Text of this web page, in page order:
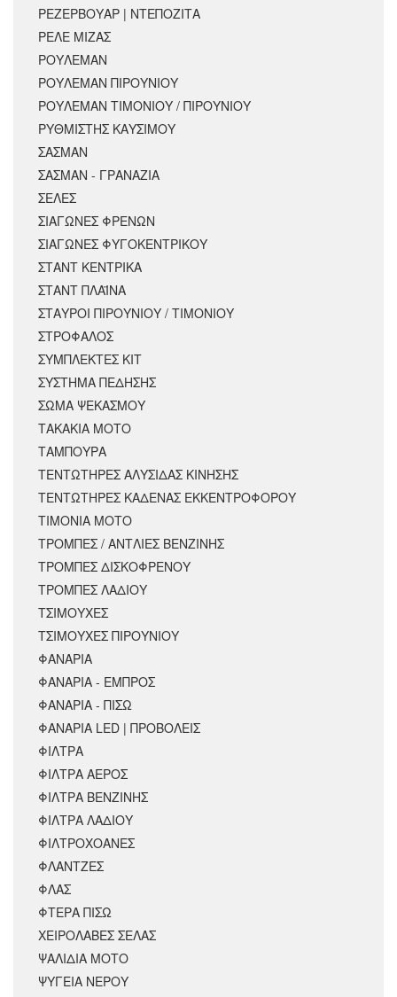
ΡΕΖΕΡΒΟΥΑΡ | ΝΤΕΠΟΖΙΤΑ
ΡΕΛΕ ΜΙΖΑΣ
ΡΟΥΛΕΜΑΝ
ΡΟΥΛΕΜΑΝ ΠΙΡΟΥΝΙΟΥ
ΡΟΥΛΕΜΑΝ ΤΙΜΟΝΙΟΥ / ΠΙΡΟΥΝΙΟΥ
ΡΥΘΜΙΣΤΗΣ ΚΑΥΣΙΜΟΥ
ΣΑΣΜΑΝ
ΣΑΣΜΑΝ - ΓΡΑΝΑΖΙΑ
ΣΕΛΕΣ
ΣΙΑΓΩΝΕΣ ΦΡΕΝΩΝ
ΣΙΑΓΩΝΕΣ ΦΥΓΟΚΕΝΤΡΙΚΟΥ
ΣΤΑΝΤ ΚΕΝΤΡΙΚΑ
ΣΤΑΝΤ ΠΛΑΪΝΑ
ΣΤΑΥΡΟΙ ΠΙΡΟΥΝΙΟΥ / ΤΙΜΟΝΙΟΥ
ΣΤΡΟΦΑΛΟΣ
ΣΥΜΠΛΕΚΤΕΣ ΚΙΤ
ΣΥΣΤΗΜΑ ΠΕΔΗΣΗΣ
ΣΩΜΑ ΨΕΚΑΣΜΟΥ
ΤΑΚΑΚΙΑ ΜΟΤΟ
ΤΑΜΠΟΥΡΑ
ΤΕΝΤΩΤΗΡΕΣ ΑΛΥΣΙΔΑΣ ΚΙΝΗΣΗΣ
ΤΕΝΤΩΤΗΡΕΣ ΚΑΔΕΝΑΣ ΕΚΚΕΝΤΡΟΦΟΡΟΥ
ΤΙΜΟΝΙΑ ΜΟΤΟ
ΤΡΟΜΠΕΣ / ΑΝΤΛΙΕΣ ΒΕΝΖΙΝΗΣ
ΤΡΟΜΠΕΣ ΔΙΣΚΟΦΡΕΝΟΥ
ΤΡΟΜΠΕΣ ΛΑΔΙΟΥ
ΤΣΙΜΟΥΧΕΣ
ΤΣΙΜΟΥΧΕΣ ΠΙΡΟΥΝΙΟΥ
ΦΑΝΑΡΙΑ
ΦΑΝΑΡΙΑ - ΕΜΠΡΟΣ
ΦΑΝΑΡΙΑ - ΠΙΣΩ
ΦΑΝΑΡΙΑ LED | ΠΡΟΒΟΛΕΙΣ
ΦΙΛΤΡΑ
ΦΙΛΤΡΑ ΑΕΡΟΣ
ΦΙΛΤΡΑ ΒΕΝΖΙΝΗΣ
ΦΙΛΤΡΑ ΛΑΔΙΟΥ
ΦΙΛΤΡΟΧΟΑΝΕΣ
ΦΛΑΝΤΖΕΣ
ΦΛΑΣ
ΦΤΕΡΑ ΠΙΣΩ
ΧΕΙΡΟΛΑΒΕΣ ΣΕΛΑΣ
ΨΑΛΙΔΙΑ ΜΟΤΟ
ΨΥΓΕΙΑ ΝΕΡΟΥ